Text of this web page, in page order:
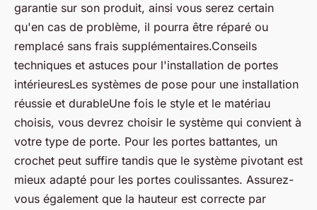
garantie sur son produit, ainsi vous serez certain
qu'en cas de problème, il pourra être réparé ou
remplacé sans frais supplémentaires.Conseils
techniques et astuces pour l'installation de portes
intérieuresLes systèmes de pose pour une installation
réussie et durableUne fois le style et le matériau
choisis, vous devrez choisir le système qui convient à
votre type de porte. Pour les portes battantes, un
crochet peut suffire tandis que le système pivotant est
mieux adapté pour les portes coulissantes. Assurez-
vous également que la hauteur est correcte par